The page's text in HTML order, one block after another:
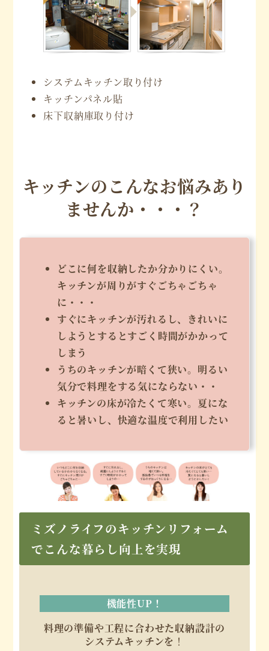
システムキッチン取り付け
キッチンパネル貼
床下収納庫取り付け
キッチンのこんなお悩みあり
ませんか・・・？
どこに何を収納したか分かりにくい。
キッチンが周りがすぐごちゃごちゃ
に・・・
すぐにキッチンが汚れるし、きれいに
しようとするとすごく時間がかかって
しまう
うちのキッチンが暗くて狭い。明るい
気分で料理をする気にならない・・
キッチンの床が冷たくて寒い。夏にな
ると暑いし、快適な温度で利用したい
ミズノライフのキッチンリフォーム
でこんな暮らし向上を実現
機能性UP！
料理の準備や工程に合わせた収納設計の
システムキッチンを ！